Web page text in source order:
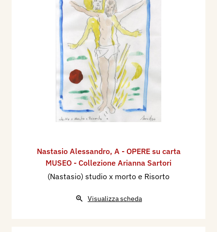
Nastasio Alessandro, A - OPERE su carta
MUSEO - Collezione Arianna Sartori
(Nastasio) studio x morto e Risorto
Visualizza scheda